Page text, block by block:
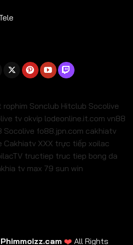
rophim Sonclub Hitclub Socolive
tv okvip lodeonline.it.com vn88
Socolive fo88.jpn.com cakhiatv
Cakhiatv XXX trực tiếp xoilac
tructiep truc tiep bong da
tv max 79 sun win
Phimmoizz.cam ❤️All Rights